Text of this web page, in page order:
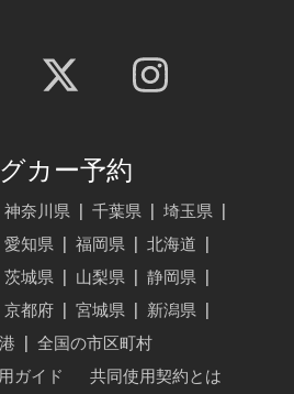
カー予約
神奈川県 千葉県 埼玉県
愛知県 福岡県 北海道
茨城県 山梨県 静岡県
京都府 宮城県 新潟県
全国の市区町村
ガイド
共同使用契約とは